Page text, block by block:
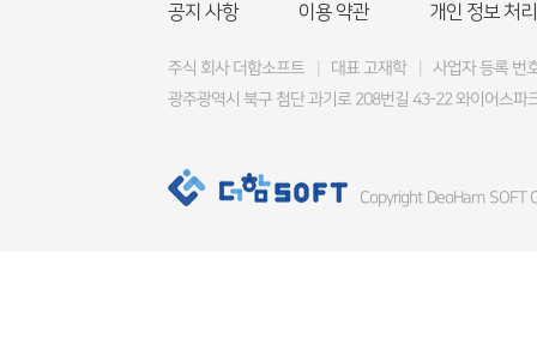
공지 사항 이용 약관 개인 정보 처
주식 회사 더함소프트 대표 고재학 사업자 등록 번
광주광역시 북구 첨단 과기로 208번길 43-22 와이어스파
Copyright DeoHam SOFT